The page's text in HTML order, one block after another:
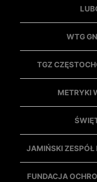
WTG
TGZ
METRYKI
JAMIŃSKI
FUNDACJA